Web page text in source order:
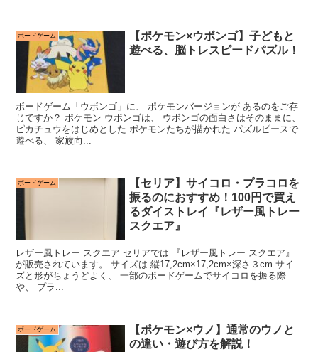
ボードゲーム
【ポケモン×ウボンゴ】子どもと
遊べる、脳トレスピードパズル！
ボードゲーム「ウボンゴ」に、 ポケモンバージョンが あるのをご存
じですか？ ポケモン ウボンゴは、 ウボンゴの面白さはそのままに、
ピカチュウをはじめとした ポケモンたちが描かれた パズルピースで
遊べる、 家族向...
ボードゲーム
【セリア】サイコロ・プラコロを
振るのにおすすめ！100円で買え
るダイストレイ『レザー風トレー
スクエア』
レザー風トレー スクエア セリアでは 『レザー風トレー スクエア』
が販売されています。 サイズは 縦17,2cm×17,2cm×深さ３cm サイ
ズと形がちょうどよく、 一部のボードゲームでサイコロを振る際
や、 プラ...
ボードゲーム
【ポケモン×ウノ】通常のウノと
の違い・遊び方を解説！